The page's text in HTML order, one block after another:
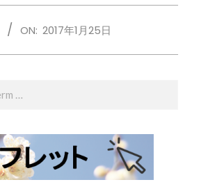
ON: 2017年1月25日